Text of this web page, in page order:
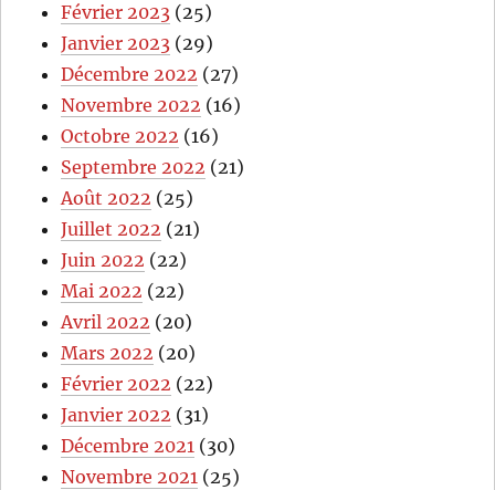
Février 2023 (25)
Janvier 2023 (29)
Décembre 2022 (27)
Novembre 2022 (16)
Octobre 2022 (16)
Septembre 2022 (21)
Août 2022 (25)
Juillet 2022 (21)
Juin 2022 (22)
Mai 2022 (22)
Avril 2022 (20)
Mars 2022 (20)
Février 2022 (22)
Janvier 2022 (31)
Décembre 2021 (30)
Novembre 2021 (25)